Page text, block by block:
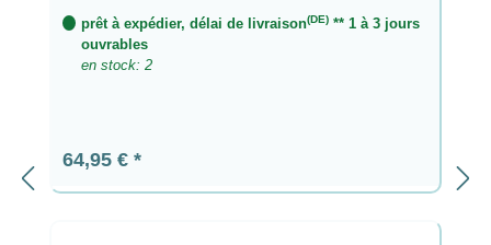
prêt à expédier, délai de livraison(DE)** 1 à 3 jours
ouvrables
en stock: 2
Prix régulier :
64,95 €